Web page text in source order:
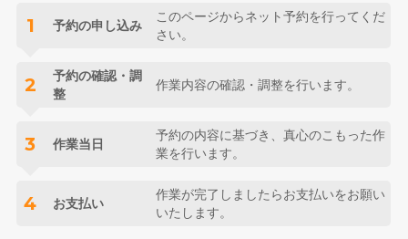
1 予約の申し込み
このページからネット予約を行ってくだ
さい。
2
予約の確認・調
整
作業内容の確認・調整を行います。
3 作業当日
予約の内容に基づき、真心のこもった作
業を行います。
4 お支払い
作業が完了しましたらお支払いをお願い
いたします。